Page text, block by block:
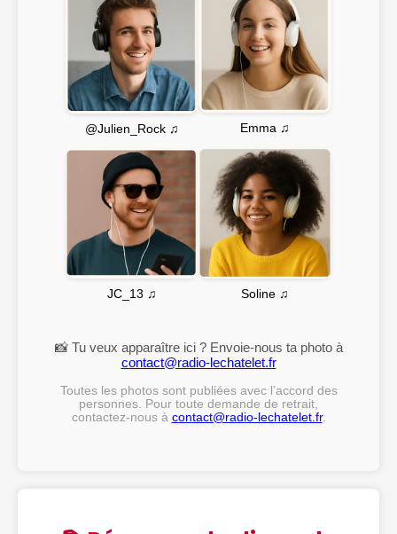
@Julien_Rock ♫ Emma ♫
JC_13 ♫ Soline ♫
📸 Tu veux apparaître ici ? Envoie-nous ta photo à
contact@radio-lechatelet.fr
Toutes les photos sont publiées avec l’accord des
personnes. Pour toute demande de retrait,
contactez-nous à contact@radio-lechatelet.fr.